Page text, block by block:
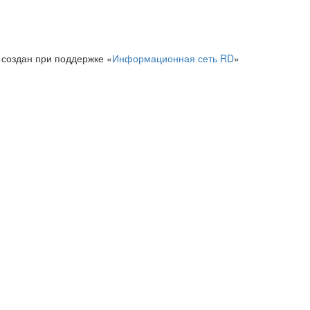
при поддержке «Информационная сеть RD»